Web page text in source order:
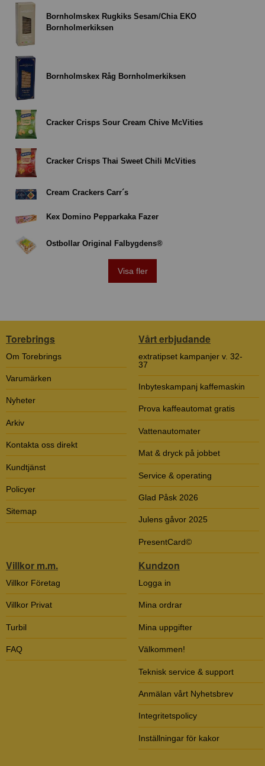
Bornholmskex Rugkiks Sesam/Chia EKO
Bornholmerkiksen
Bornholmskex Råg Bornholmerkiksen
Cracker Crisps Sour Cream Chive McVities
Cracker Crisps Thai Sweet Chili McVities
Cream Crackers Carr´s
Kex Domino Pepparkaka Fazer
Ostbollar Original Falbygdens®
Visa fler
Torebrings
Om Torebrings
Varumärken
Nyheter
Arkiv
Kontakta oss direkt
Kundtjänst
Policyer
Sitemap
Vårt erbjudande
extratipset kampanjer v. 32-
37
Inbyteskampanj kaffemaskin
Prova kaffeautomat gratis
Vattenautomater
Mat & dryck på jobbet
Service & operating
Glad Påsk 2026
Julens gåvor 2025
PresentCard©
Villkor m.m.
Villkor Företag
Villkor Privat
Turbil
FAQ
Kundzon
Logga in
Mina ordrar
Mina uppgifter
Välkommen!
Teknisk service & support
Anmälan vårt Nyhetsbrev
Integritetspolicy
Inställningar för kakor